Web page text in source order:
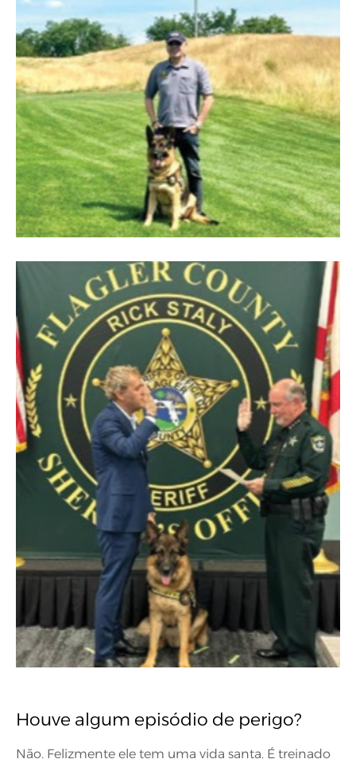
Houve algum episódio de perigo?
Não. Felizmente ele tem uma vida santa. É treinado